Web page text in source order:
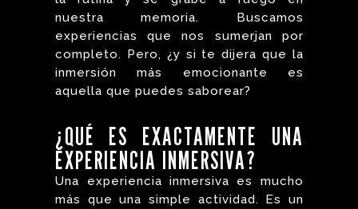
nuestra memoria. Buscamos
experiencias que nos sumerjan por
completo. Pero, ¿y si te dijera que la
inmersión más emocionante es
aquella que puedes saborear?
¿QUÉ ES EXACTAMENTE UNA
EXPERIENCIA INMERSIVA?
Una experiencia inmersiva es mucho
más que una simple actividad. Es un